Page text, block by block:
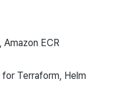
Amazon ECR
Terraform, Helm